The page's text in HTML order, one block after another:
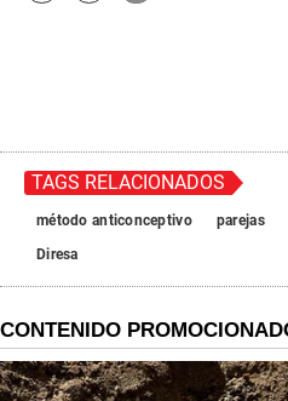
TAGS RELACIONADOS
método anticonceptivo parejas
Diresa